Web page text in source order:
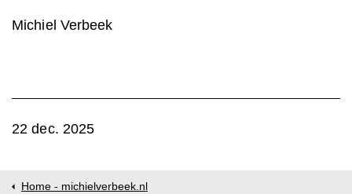
Michiel Verbeek
22 dec. 2025
Home - michielverbeek.nl